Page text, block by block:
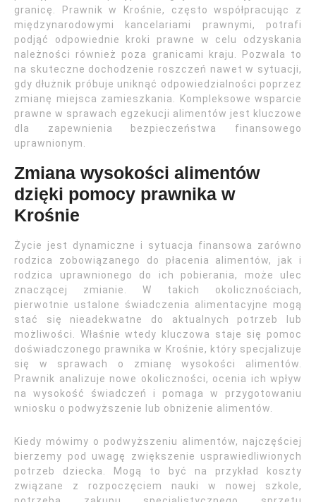
granicę. Prawnik w Krośnie, często współpracując z
międzynarodowymi kancelariami prawnymi, potrafi
podjąć odpowiednie kroki prawne w celu odzyskania
należności również poza granicami kraju. Pozwala to
na skuteczne dochodzenie roszczeń nawet w sytuacji,
gdy dłużnik próbuje uniknąć odpowiedzialności poprzez
zmianę miejsca zamieszkania. Kompleksowe wsparcie
prawne w sprawach egzekucji alimentów jest kluczowe
dla zapewnienia bezpieczeństwa finansowego
uprawnionym.
Zmiana wysokości alimentów
dzięki pomocy prawnika w
Krośnie
Życie jest dynamiczne i sytuacja finansowa zarówno
rodzica zobowiązanego do płacenia alimentów, jak i
rodzica uprawnionego do ich pobierania, może ulec
znaczącej zmianie. W takich okolicznościach,
pierwotnie ustalone świadczenia alimentacyjne mogą
stać się nieadekwatne do aktualnych potrzeb lub
możliwości. Właśnie wtedy kluczowa staje się pomoc
doświadczonego prawnika w Krośnie, który specjalizuje
się w sprawach o zmianę wysokości alimentów.
Prawnik analizuje nowe okoliczności, ocenia ich wpływ
na wysokość świadczeń i pomaga w przygotowaniu
wniosku o podwyższenie lub obniżenie alimentów.
Kiedy mówimy o podwyższeniu alimentów, najczęściej
bierzemy pod uwagę zwiększenie usprawiedliwionych
potrzeb dziecka. Mogą to być na przykład koszty
związane z rozpoczęciem nauki w nowej szkole,